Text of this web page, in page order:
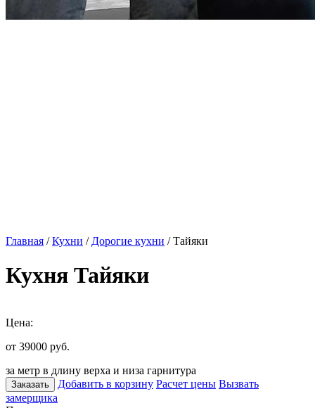
Главная /Кухни / Дорогие кухни / Тайяки
Кухня Тайяки
Цена:
от 39000 руб.
за метр в длину верха и низа гарнитура
Заказать Добавить в корзину Расчет цены Вызвать
замерщика